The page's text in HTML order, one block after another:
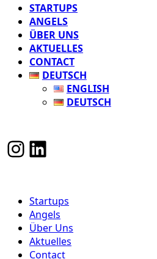
STARTUPS
ANGELS
ÜBER UNS
AKTUELLES
CONTACT
DEUTSCH
ENGLISH
DEUTSCH
INSTAGRAM
LINKEDIN
Close
Menu
Startups
Angels
Über Uns
Aktuelles
Contact